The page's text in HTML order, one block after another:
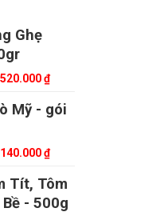
Ghẹ
Giá
là:
520.000₫Giá
tại
520.000 ₫.
Mỹ - gói
Giá
là:
150.000 ₫.
140.000₫Giá
tại
là:
Tít, Tôm
- 500g